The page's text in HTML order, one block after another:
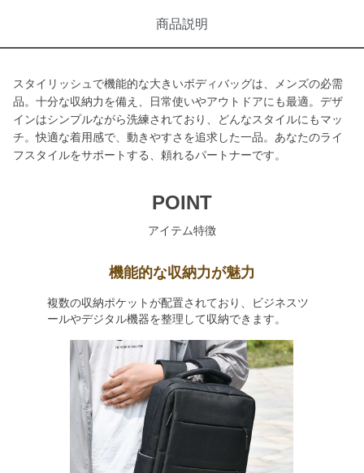
商品説明
スタイリッシュで機能的な大きいボディバッグは、メンズの必需
品。十分な収納力を備え、日常使いやアウトドアにも最適。デザ
インはシンプルながら洗練されており、どんなスタイルにもマッ
チ。快適な着用感で、動きやすさを追求した一品。あなたのライ
フスタイルをサポートする、頼れるパートナーです。
POINT
アイテム特徴
機能的な収納力が魅力
複数の収納ポケットが配置されており、ビジネスツ
ールやデジタル機器を整理して収納できます。